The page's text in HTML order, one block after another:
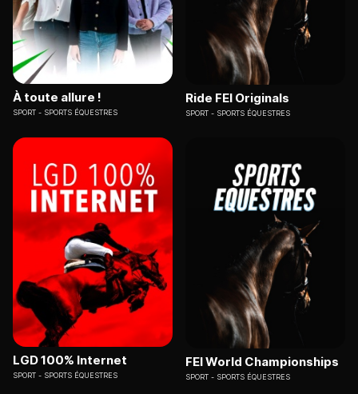
À toute allure !
SPORT SPORTS ÉQUESTRES
Ride FEI Originals
SPORT SPORTS ÉQUESTRES
LGD 100% Internet
SPORT SPORTS ÉQUESTRES
FEI World Championships
SPORT SPORTS ÉQUESTRES